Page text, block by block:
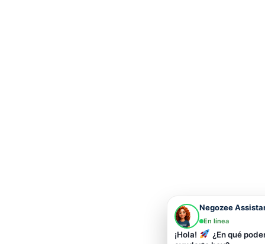
Negozee
En línea
¡Hola!
¿En qué